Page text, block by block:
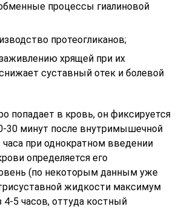
процессы гиалиновой
протеогликанов;
хрящей при их
суставный отек и болевой
попадает в кровь, он фиксируется
30 минут после внутримышечной
при однократном введении
определяется его
(по некоторым данным уже
жидкости максимум
4-5 часов, оттуда костный